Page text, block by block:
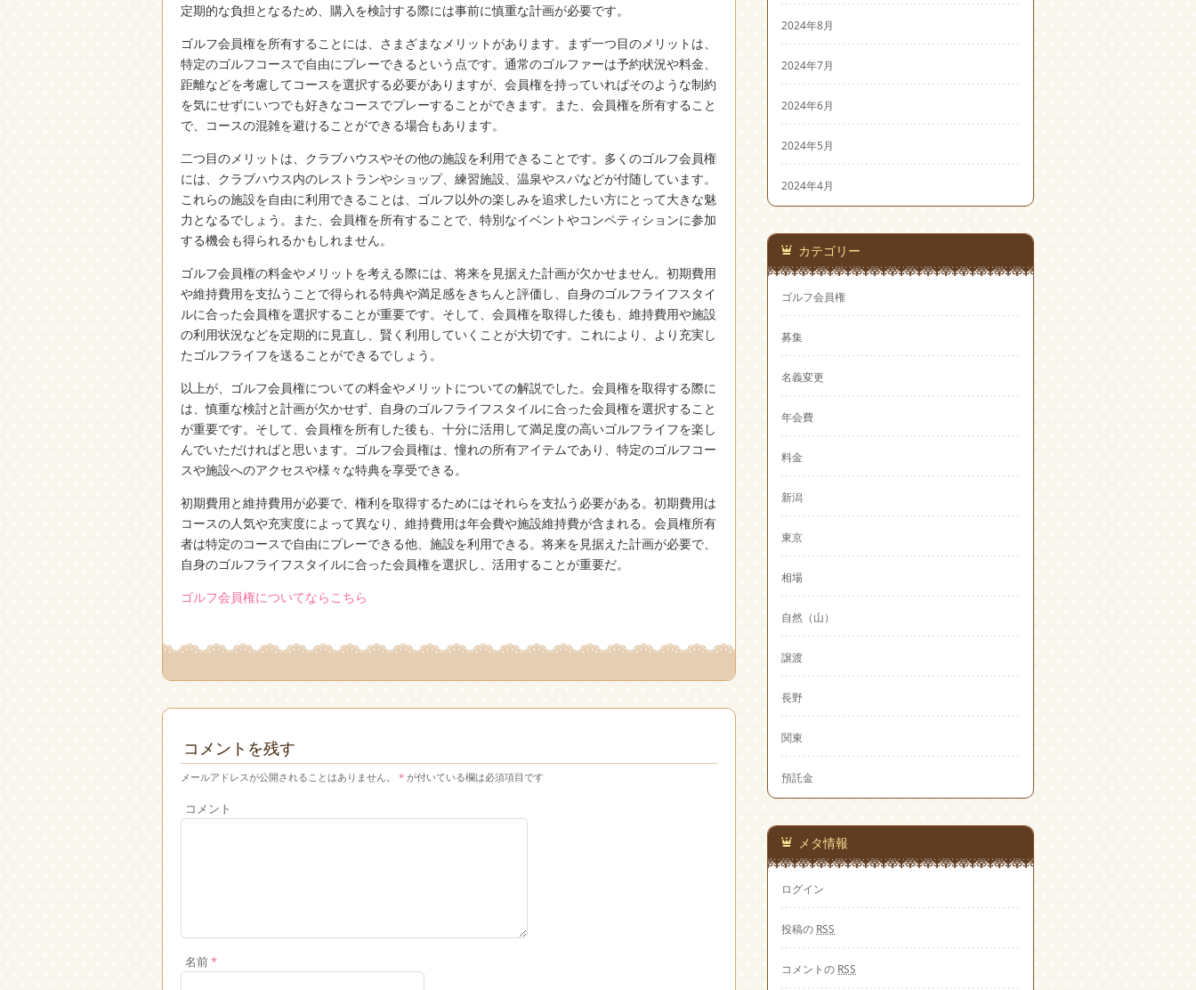
定期的な負担となるため、購入を検討する際には事前に慎重な計画が必要です。
ゴルフ会員権を所有することには、さまざまなメリットがあります。まず一つ目のメリットは、
特定のゴルフコースで自由にプレーできるという点です。通常のゴルファーは予約状況や料金、
距離などを考慮してコースを選択する必要がありますが、会員権を持っていればそのような制約
を気にせずにいつでも好きなコースでプレーすることができます。また、会員権を所有すること
で、コースの混雑を避けることができる場合もあります。
二つ目のメリットは、クラブハウスやその他の施設を利用できることです。多くのゴルフ会員権
には、クラブハウス内のレストランやショップ、練習施設、温泉やスパなどが付随しています。
これらの施設を自由に利用できることは、ゴルフ以外の楽しみを追求したい方にとって大きな魅
力となるでしょう。また、会員権を所有することで、特別なイベントやコンペティションに参加
する機会も得られるかもしれません。
ゴルフ会員権の料金やメリットを考える際には、将来を見据えた計画が欠かせません。初期費用
や維持費用を支払うことで得られる特典や満足感をきちんと評価し、自身のゴルフライフスタイ
ルに合った会員権を選択することが重要です。そして、会員権を取得した後も、維持費用や施設
の利用状況などを定期的に見直し、賢く利用していくことが大切です。これにより、より充実し
たゴルフライフを送ることができるでしょう。
以上が、ゴルフ会員権についての料金やメリットについての解説でした。会員権を取得する際に
は、慎重な検討と計画が欠かせず、自身のゴルフライフスタイルに合った会員権を選択すること
が重要です。そして、会員権を所有した後も、十分に活用して満足度の高いゴルフライフを楽し
んでいただければと思います。ゴルフ会員権は、憧れの所有アイテムであり、特定のゴルフコー
スや施設へのアクセスや様々な特典を享受できる。
初期費用と維持費用が必要で、権利を取得するためにはそれらを支払う必要がある。初期費用は
コースの人気や充実度によって異なり、維持費用は年会費や施設維持費が含まれる。会員権所有
者は特定のコースで自由にプレーできる他、施設を利用できる。将来を見据えた計画が必要で、
自身のゴルフライフスタイルに合った会員権を選択し、活用することが重要だ。
ゴルフ会員権についてならこちら
コメントを残す
メールアドレスが公開されることはありません。 * が付いている欄は必須項目です
コメント
名前*
2024年8月
2024年7月
2024年6月
2024年5月
2024年4月
カテゴリー
ゴルフ会員権
募集
名義変更
年会費
料金
新潟
東京
相場
自然（山）
譲渡
長野
関東
預託金
メタ情報
ログイン
投稿の RSS
コメントの RSS